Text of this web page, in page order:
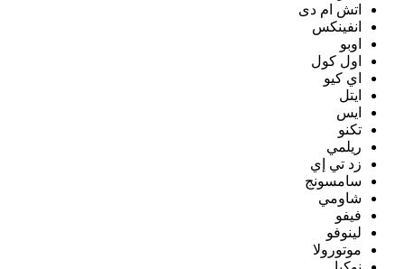
اتش ام دى
انفينكس
اوبو
اول كول
اي كيو
ايتل
ايس
تكنو
ريلمي
زد تي إي
سامسونج
شاومي
فيفو
لينوفو
موتورولا